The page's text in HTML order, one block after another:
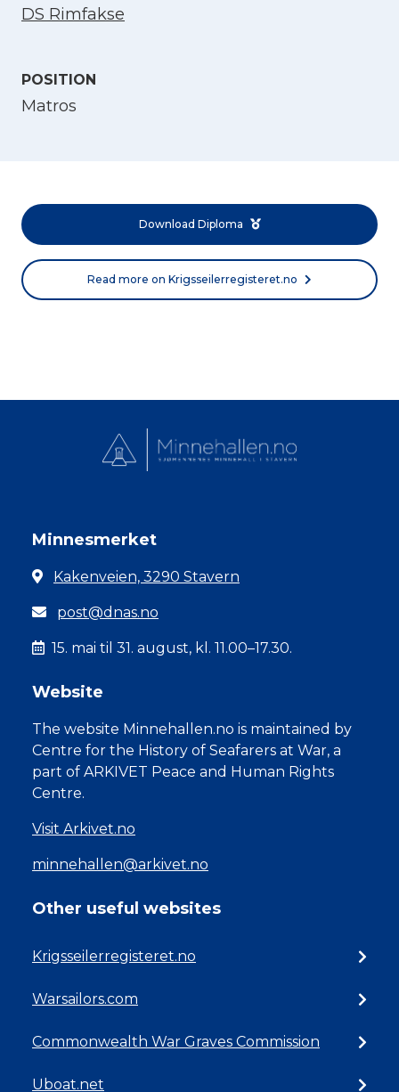
DS Rimfakse
POSITION
Matros
Download Diploma
Read more on Krigsseilerregisteret.no
Minnesmerket
Kakenveien, 3290 Stavern
post@dnas.no
15. mai til 31. august, kl. 11.00–17.30.
Website
The website Minnehallen.no is maintained by
Centre for the History of Seafarers at War, a
part of ARKIVET Peace and Human Rights
Centre.
Visit Arkivet.no
minnehallen@arkivet.no
Other useful websites
Krigsseilerregisteret.no
Warsailors.com
Commonwealth War Graves Commission
Uboat.net
Norsk bokmål